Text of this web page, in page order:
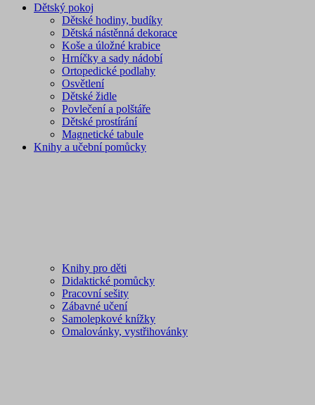
Dětský pokoj
Dětské hodiny, budíky
Dětská nástěnná dekorace
Koše a úložné krabice
Hrníčky a sady nádobí
Ortopedické podlahy
Osvětlení
Dětské židle
Povlečení a polštáře
Dětské prostírání
Magnetické tabule
Knihy a učební pomůcky
Knihy pro děti
Didaktické pomůcky
Pracovní sešity
Zábavné učení
Samolepkové knížky
Omalovánky, vystřihovánky